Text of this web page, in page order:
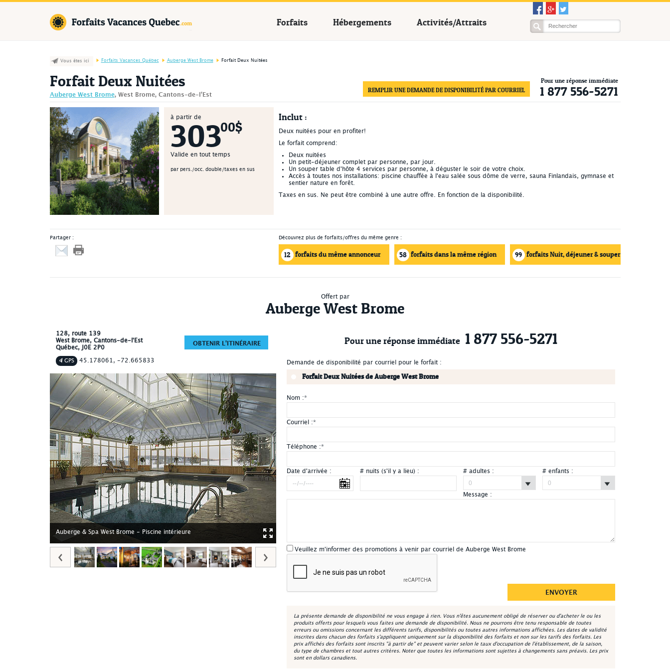
Forfaits Hébergements Activités/Attraits
Vous êtes ici Forfaits Vacances Québec Auberge West Brome Forfait Deux Nuitées
Forfait Deux Nuitées
Auberge West Brome, West Brome, Cantons-de-l'Est
Pour une réponse immédiate
1 877 556-5271
REMPLIR UNE DEMANDE DE DISPONIBILITÉ PAR COURRIEL
à partir de
30300$
Valide en tout temps
par pers./occ. double/taxes en sus
Inclut :
Deux nuitées pour en profiter!
Le forfait comprend:
Deux nuitées
Un petit-déjeuner complet par personne, par jour.
Un souper table d'hôte 4 services par personne, à déguster le soir de votre choix.
Accès à toutes nos installations: piscine chauffée à l'eau salée sous dôme de verre, sauna Finlandais, gymnase et
sentier nature en forêt.
Taxes en sus. Ne peut être combiné à une autre offre. En fonction de la disponibilité.
Partager : Découvrez plus de forfaits/offres du même genre :
12 forfaits du même annonceur 58 forfaits dans la même région 99 forfaits Nuit, déjeuner & souper
Offert par
Auberge West Brome
128, route 139
West Brome, Cantons-de-l'Est
Québec, J0E 2P0
GPS 45.178061, -72.665833
OBTENIR L'ITINÉRAIRE
Auberge & Spa West Brome - Piscine intérieure
Pour une réponse immédiate 1 877 556-5271
Demande de disponibilité par courriel pour le forfait :
Forfait Deux Nuitées de Auberge West Brome
Nom :*
Courriel :*
Téléphone :*
Date d'arrivée : # nuits (s'il y a lieu) : # adultes : # enfants :
Message :
Veuillez m'informer des promotions à venir par courriel de Auberge West Brome
La présente demande de disponibilité ne vous engage à rien. Vous n'êtes aucunement obligé de réserver ou d'acheter le ou les
produits offerts pour lesquels vous faites une demande de disponibilité. Nous ne pourrons être tenu responsable de toutes
erreurs ou omissions concernant les différents tarifs, disponibilités ou toutes autres informations affichées. Les dates de validité
inscrites dans chacun des forfaits s'appliquent uniquement sur la disponibilité des forfaits et non sur les tarifs des forfaits. Les
prix affichés des forfaits sont inscrits "à partir de" et peuvent varier selon le taux d'occupation de l'établissement, de la saison,
du type de chambres et tout autres critères. Noter que toutes les informations sont sujettes à changements sans préavis. Les prix
sont en dollars canadiens.